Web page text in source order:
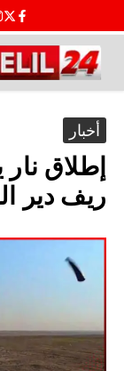
أخبار
إطلاق
ريف دير